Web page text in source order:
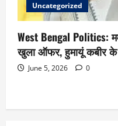
Uncategorized
West Bengal Politics:
खुला ऑफर, हुमायूं कबीर
June 5, 2026 0